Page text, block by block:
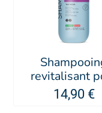
revitalisant
chien -
14,90 €